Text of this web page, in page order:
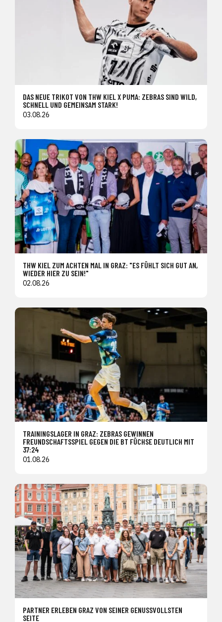
DAS NEUE TRIKOT VON THW KIEL X PUMA: ZEBRAS SIND WILD,
SCHNELL UND GEMEINSAM STARK!
03.08.26
THW KIEL ZUM ACHTEN MAL IN GRAZ: "ES FÜHLT SICH GUT AN,
WIEDER HIER ZU SEIN!"
02.08.26
TRAININGSLAGER IN GRAZ: ZEBRAS GEWINNEN
FREUNDSCHAFTSSPIEL GEGEN DIE BT FÜCHSE DEUTLICH MIT
37:24
01.08.26
PARTNER ERLEBEN GRAZ VON SEINER GENUSSVOLLSTEN
SEITE